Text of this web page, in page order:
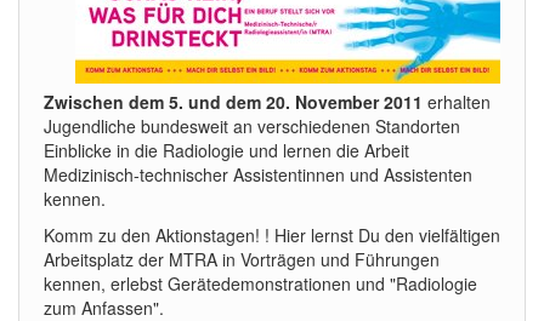
Zwischen dem 5. und dem 20. November 2011 erhalten
Jugendliche bundesweit an verschiedenen Standorten
Einblicke in die Radiologie und lernen die Arbeit
Medizinisch-technischer Assistentinnen und Assistenten
kennen.
Komm zu den Aktionstagen! ! Hier lernst Du den vielfältigen
Arbeitsplatz der MTRA in Vorträgen und Führungen
kennen, erlebst Gerätedemonstrationen und "Radiologie
zum Anfassen".